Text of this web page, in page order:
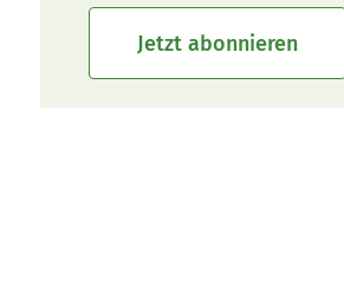
Jetzt abonnieren